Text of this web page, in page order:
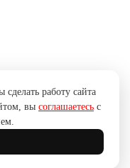
об ошибке
на обработку ПД
об ошибке
работу сайта
вы соглашаетесь с